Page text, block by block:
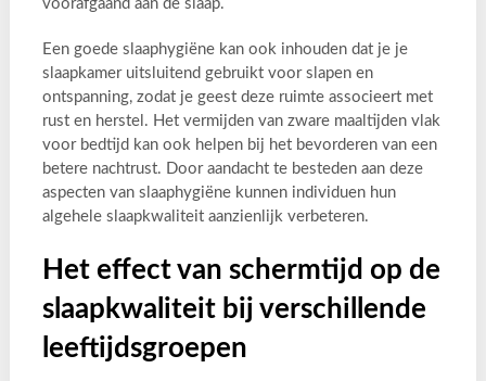
voorafgaand aan de slaap.
Een goede slaaphygiëne kan ook inhouden dat je je
slaapkamer uitsluitend gebruikt voor slapen en
ontspanning, zodat je geest deze ruimte associeert met
rust en herstel. Het vermijden van zware maaltijden vlak
voor bedtijd kan ook helpen bij het bevorderen van een
betere nachtrust. Door aandacht te besteden aan deze
aspecten van slaaphygiëne kunnen individuen hun
algehele slaapkwaliteit aanzienlijk verbeteren.
Het effect van schermtijd op de
slaapkwaliteit bij verschillende
leeftijdsgroepen